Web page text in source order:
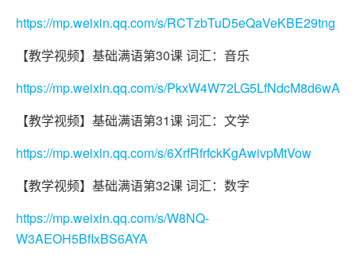
https://mp.weixin.qq.com/s/RCTzbTuD5eQaVeKBE29tng
【教学视频】基础满语第30课 词汇：音乐
https://mp.weixin.qq.com/s/PkxW4W72LG5LfNdcM8d6wA
【教学视频】基础满语第31课 词汇：文学
https://mp.weixin.qq.com/s/6XrfRfrfckKgAwivpMtVow
【教学视频】基础满语第32课 词汇：数字
https://mp.weixin.qq.com/s/W8NQ-
W3AEOH5BfIxBS6AYA